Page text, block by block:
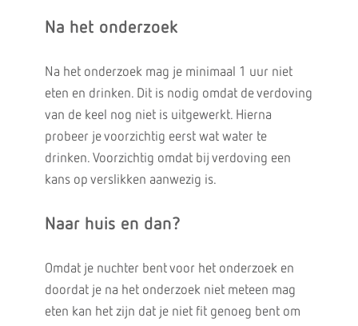
Na het onderzoek
Na het onderzoek mag je minimaal 1 uur niet
eten en drinken. Dit is nodig omdat de verdoving
van de keel nog niet is uitgewerkt. Hierna
probeer je voorzichtig eerst wat water te
drinken. Voorzichtig omdat bij verdoving een
kans op verslikken aanwezig is.
Naar huis en dan?
Omdat je nuchter bent voor het onderzoek en
doordat je na het onderzoek niet meteen mag
eten kan het zijn dat je niet fit genoeg bent om